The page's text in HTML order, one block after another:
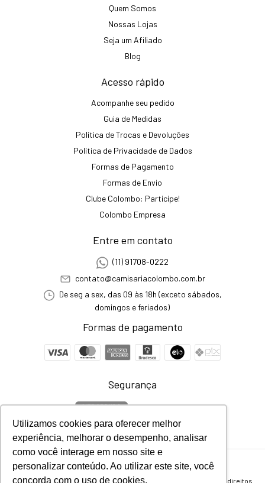
Utilizamos cookies para oferecer melhor
experiência, melhorar o desempenho, analisar
como você interage em nosso site e
personalizar conteúdo. Ao utilizar este site, você
concorda com o uso de cookies.
Quem Somos
Nossas Lojas
Seja um Afiliado
Blog
Acesso rápido
Acompanhe seu pedido
Guia de Medidas
Política de Trocas e Devoluções
Política de Privacidade de Dados
Formas de Pagamento
Formas de Envio
Clube Colombo: Participe!
Colombo Empresa
Entre em contato
(11) 91708-0222
contato@camisariacolombo.com.br
De seg a sex, das 09 às 18h (exceto sábados,
domingos e feriados)
Formas de pagamento
Segurança
Inverno- Camisaria Colombo
©2026. Todos os direitos reservados - 58460081000192. Todos os direitos